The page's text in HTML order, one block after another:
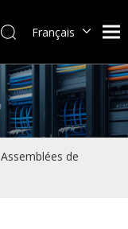
Français
Español
Português
Bahasa indonesia
Assemblées de